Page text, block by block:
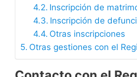
Inscripción de
Inscripción de
Otras inscripciones
Otras gestiones con el